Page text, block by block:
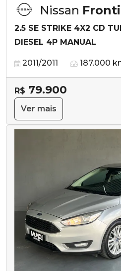
Nissan
2.5 SE STRIKE 4X2 CD
DIESEL 4P MANUAL
2011/2011 187.000
R$ 79.900
Ver mais